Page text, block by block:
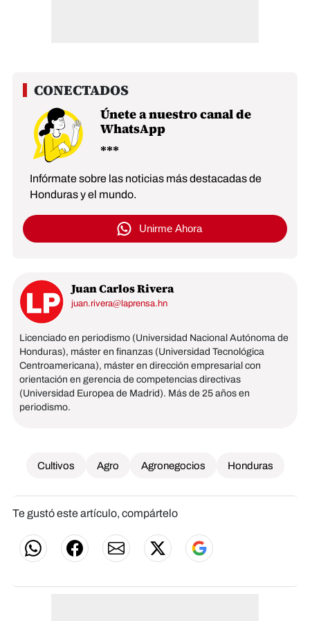
Únete a nuestro canal de
WhatsApp
Infórmate sobre las noticias más destacadas de
Honduras y el mundo.
Unirme Ahora
Juan Carlos Rivera
juan.rivera@laprensa.hn
Licenciado en periodismo (Universidad Nacional Autónoma de
Honduras), máster en finanzas (Universidad Tecnológica
Centroamericana), máster en dirección empresarial con
orientación en gerencia de competencias directivas
(Universidad Europea de Madrid). Más de 25 años en
periodismo.
Cultivos Agro Agronegocios Honduras
Te gustó este artículo, compártelo